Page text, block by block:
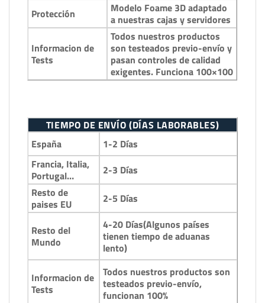
Protección
Modelo Foame 3D adaptado
a nuestras cajas y servidores
Informacion de
Tests
Todos nuestros productos
son testeados previo-envío y
pasan controles de calidad
exigentes. Funciona 100×100
TIEMPO DE ENVÍO (DÍAS LABORABLES)
España
1-2 Días
Francia, Italia,
Portugal…
2-3 Días
Resto de
paises EU
2-5 Días
Resto del
Mundo
4-20 Días(Algunos países
tienen tiempo de aduanas
lento)
Informacion de
Tests
Todos nuestros productos son
testeados previo-envío,
funcionan 100%